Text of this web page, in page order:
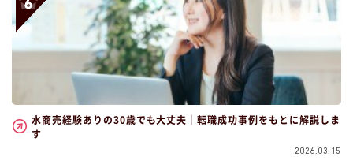
水商売経験ありの30歳でも大丈夫｜転職成功事例をもとに解説しま
す
2026.03.15